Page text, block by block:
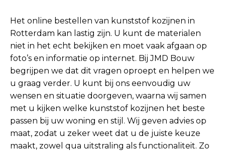
Het online bestellen van kunststof kozijnen in
Rotterdam kan lastig zijn. U kunt de materialen
niet in het echt bekijken en moet vaak afgaan op
foto’s en informatie op internet. Bij JMD Bouw
begrijpen we dat dit vragen oproept en helpen we
u graag verder. U kunt bij ons eenvoudig uw
wensen en situatie doorgeven, waarna wij samen
met u kijken welke kunststof kozijnen het beste
passen bij uw woning en stijl. Wij geven advies op
maat, zodat u zeker weet dat u de juiste keuze
maakt, zowel qua uitstraling als functionaliteit. Zo